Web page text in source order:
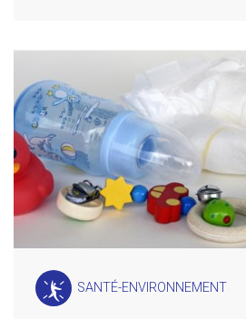
SANTÉ-ENVIRONNEMENT